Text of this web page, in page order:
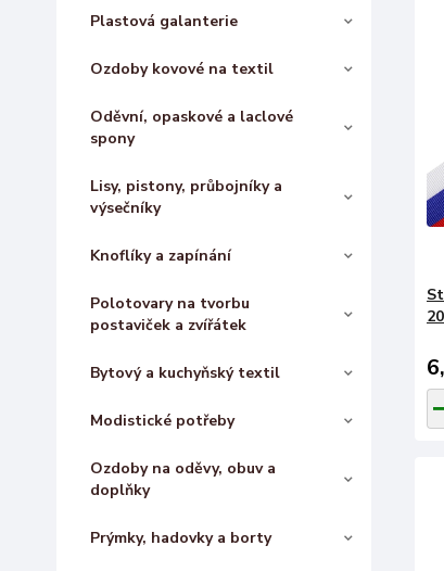
Plastová galanterie
Ozdoby kovové na textil
Oděvní, opaskové a laclové
spony
Lisy, pistony, průbojníky a
výsečníky
Knoflíky a zapínání
Polotovary na tvorbu
postaviček a zvířátek
Bytový a kuchyňský textil
Modistické potřeby
Ozdoby na oděvy, obuv a
doplňky
Prýmky, hadovky a borty